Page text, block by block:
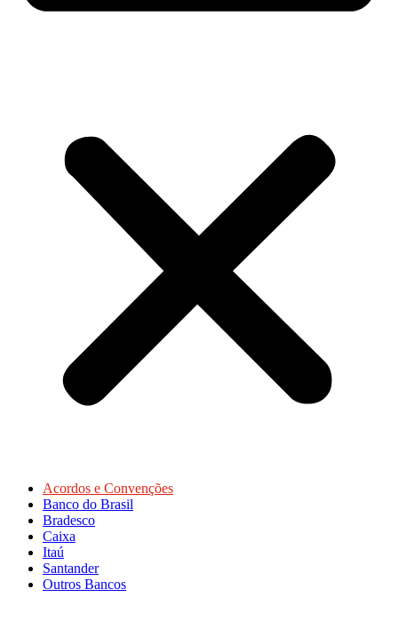
Acordos e Convenções
Banco do Brasil
Bradesco
Caixa
Itaú
Santander
Outros Bancos